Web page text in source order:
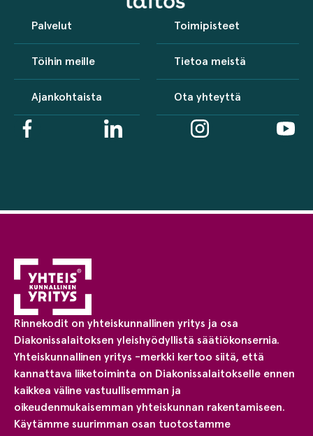
Palvelut Toimipisteet
Töihin meille Tietoa meistä
Ajankohtaista Ota yhteyttä
Rinnekodit on yhteiskunnallinen yritys ja osa
Diakonissalaitoksen yleishyödyllistä säätiökonsernia.
Yhteiskunnallinen yritys -merkki kertoo siitä, että
kannattava liiketoiminta on Diakonissalaitokselle ennen
kaikkea väline vastuullisemman ja
oikeudenmukaisemman yhteiskunnan rakentamiseen.
Käytämme suurimman osan tuotostamme